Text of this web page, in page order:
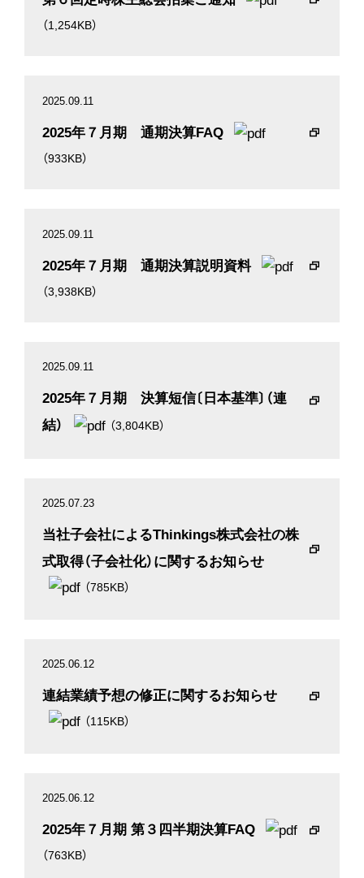
（1,254KB）
2025.09.11
2025年７月期 通期決算FAQ
（933KB）
2025.09.11
2025年７月期 通期決算説明資料
（3,938KB）
2025.09.11
2025年７月期 決算短信〔日本基準〕（連
結）
（3,804KB）
2025.07.23
当社子会社によるThinkings株式会社の株
式取得（子会社化）に関するお知らせ
（785KB）
2025.06.12
連結業績予想の修正に関するお知らせ
（115KB）
2025.06.12
2025年７月期 第３四半期決算FAQ
（763KB）